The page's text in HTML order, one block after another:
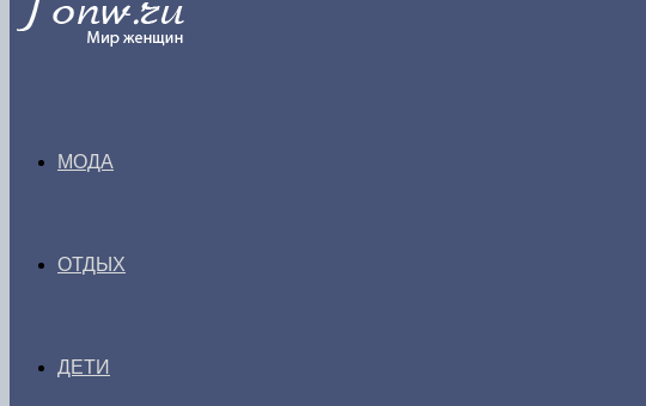
МОДА
ОТДЫХ
ДЕТИ